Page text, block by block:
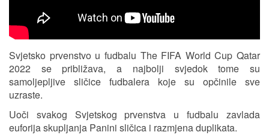
Svjetsko prvenstvo u fudbalu The FIFA World Cup Qatar
2022 se približava, a najbolji svjedok tome su
samoljepljive sličice fudbalera koje su opčinile sve
uzraste.
Uoči svakog Svjetskog prvenstva u fudbalu zavlada
euforija skupljanja Panini sličica i razmjena duplikata.